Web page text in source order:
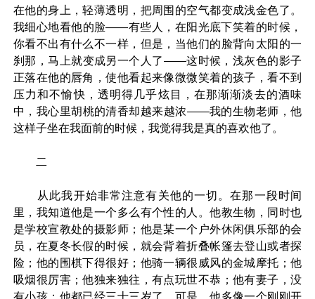
在他的身上，轻薄透明，把周围的空气都变成浅金色了。
我细心地看他的脸——有些人，在阳光底下笑着的时候，
你看不出有什么不一样，但是，当他们的脸背向太阳的一
刹那，马上就变成另一个人了——这时候，浅灰色的影子
正落在他的唇角，使他看起来像微微笑着的孩子，看不到
压力和不愉快，透明得几乎炫目，在那渐渐淡去的酒味
中，我心里胡桃的清香却越来越浓——我的生物老师，他
这样子坐在我面前的时候，我觉得我是真的喜欢他了。
二
从此我开始非常注意有关他的一切。在那一段时间
里，我知道他是一个多么有个性的人。他教生物，同时也
是学校宣教处的摄影师；他是某一个户外休闲俱乐部的会
员，在夏冬长假的时候，就会背着折叠帐篷去登山或者探
险；他的围棋下得很好；他骑一辆很威风的金城摩托；他
吸烟很厉害；他独来独往，有点玩世不恭；他有妻子，没
有小孩；他都已经三十三岁了，可是，他多像一个刚刚开